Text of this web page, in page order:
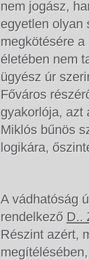
nem jogász,
egyetlen olyan
megkötésére
életében nem
ügyész úr
Főváros
gyakorlója, azt
Miklós bűnös
logikára,
A vádhatóság
rendelkező D..
Részint azért,